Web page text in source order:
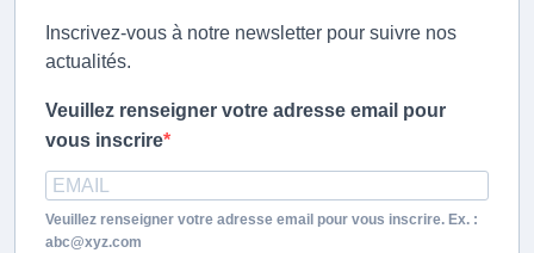
Inscrivez-vous à notre newsletter pour suivre nos
actualités.
Veuillez renseigner votre adresse email pour
vous inscrire
Veuillez renseigner votre adresse email pour vous inscrire. Ex. :
abc@xyz.com